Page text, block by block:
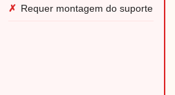
✗ Requer montagem do suporte